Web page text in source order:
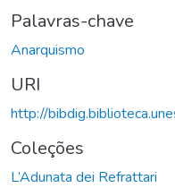
Palavras-chave
Anarquismo
URI
http://
Coleções
L’Adunata dei Refrattari